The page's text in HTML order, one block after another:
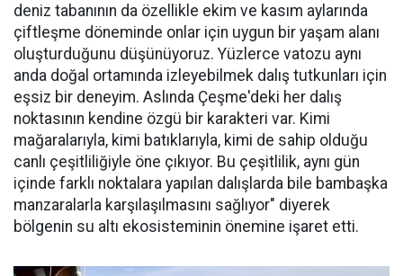
deniz tabanının da özellikle ekim ve kasım aylarında
çiftleşme döneminde onlar için uygun bir yaşam alanı
oluşturduğunu düşünüyoruz. Yüzlerce vatozu aynı
anda doğal ortamında izleyebilmek dalış tutkunları için
eşsiz bir deneyim. Aslında Çeşme'deki her dalış
noktasının kendine özgü bir karakteri var. Kimi
mağaralarıyla, kimi batıklarıyla, kimi de sahip olduğu
canlı çeşitliliğiyle öne çıkıyor. Bu çeşitlilik, aynı gün
içinde farklı noktalara yapılan dalışlarda bile bambaşka
manzaralarla karşılaşılmasını sağlıyor" diyerek
bölgenin su altı ekosisteminin önemine işaret etti.